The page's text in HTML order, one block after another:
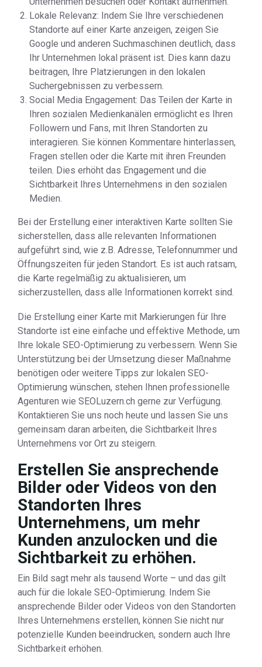
Lokale Relevanz: Indem Sie Ihre verschiedenen
Standorte auf einer Karte anzeigen, zeigen Sie
Google und anderen Suchmaschinen deutlich, dass
Ihr Unternehmen lokal präsent ist. Dies kann dazu
beitragen, Ihre Platzierungen in den lokalen
Suchergebnissen zu verbessern.
Social Media Engagement: Das Teilen der Karte in
Ihren sozialen Medienkanälen ermöglicht es Ihren
Followern und Fans, mit Ihren Standorten zu
interagieren. Sie können Kommentare hinterlassen,
Fragen stellen oder die Karte mit ihren Freunden
teilen. Dies erhöht das Engagement und die
Sichtbarkeit Ihres Unternehmens in den sozialen
Medien.
Bei der Erstellung einer interaktiven Karte sollten Sie
sicherstellen, dass alle relevanten Informationen
aufgeführt sind, wie z.B. Adresse, Telefonnummer und
Öffnungszeiten für jeden Standort. Es ist auch ratsam,
die Karte regelmäßig zu aktualisieren, um
sicherzustellen, dass alle Informationen korrekt sind.
Die Erstellung einer Karte mit Markierungen für Ihre
Standorte ist eine einfache und effektive Methode, um
Ihre lokale SEO-Optimierung zu verbessern. Wenn Sie
Unterstützung bei der Umsetzung dieser Maßnahme
benötigen oder weitere Tipps zur lokalen SEO-
Optimierung wünschen, stehen Ihnen professionelle
Agenturen wie SEOLuzern.ch gerne zur Verfügung.
Kontaktieren Sie uns noch heute und lassen Sie uns
gemeinsam daran arbeiten, die Sichtbarkeit Ihres
Unternehmens vor Ort zu steigern.
Erstellen Sie ansprechende
Bilder oder Videos von den
Standorten Ihres
Unternehmens, um mehr
Kunden anzulocken und die
Sichtbarkeit zu erhöhen.
Ein Bild sagt mehr als tausend Worte – und das gilt
auch für die lokale SEO-Optimierung. Indem Sie
ansprechende Bilder oder Videos von den Standorten
Ihres Unternehmens erstellen, können Sie nicht nur
potenzielle Kunden beeindrucken, sondern auch Ihre
Sichtbarkeit erhöhen.